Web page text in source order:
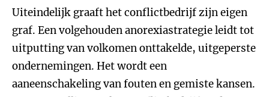
Uiteindelijk graaft het conflictbedrijf zijn eigen
graf. Een volgehouden anorexiastrategie leidt tot
uitputting van volkomen onttakelde, uitgeperste
ondernemingen. Het wordt een
aaneenschakeling van fouten en gemiste kansen.